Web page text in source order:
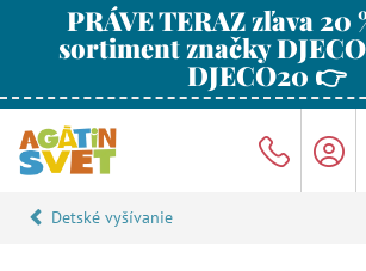
PRÁVE TERAZ zľava 20
sortiment značky
DJECO20 👉
Detské vyšívanie